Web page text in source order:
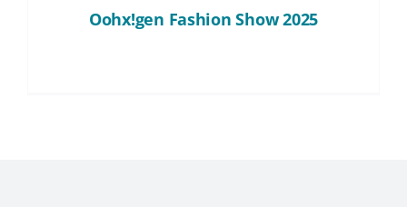
Oohx!gen Fashion Show 2025